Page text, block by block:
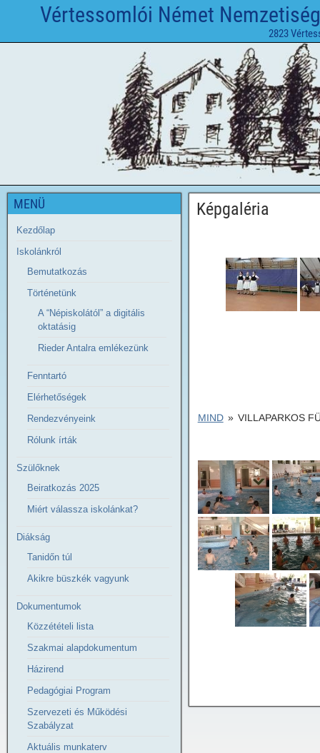
Vértessomlói Német
2823
Képgaléria
MIND » VILLAPARKOS
MENÜ
Kezdőlap
Iskolánkról
Bemutatkozás
Történetünk
A “Népiskolától” a digitális
oktatásig
Rieder Antalra emlékezünk
Fenntartó
Elérhetőségek
Rendezvényeink
Rólunk írták
Szülőknek
Beiratkozás 2025
Miért válassza iskolánkat?
Diákság
Tanidőn túl
Akikre büszkék vagyunk
Dokumentumok
Közzétételi lista
Szakmai alapdokumentum
Házirend
Pedagógiai Program
Szervezeti és Működési
Szabályzat
Aktuális munkaterv